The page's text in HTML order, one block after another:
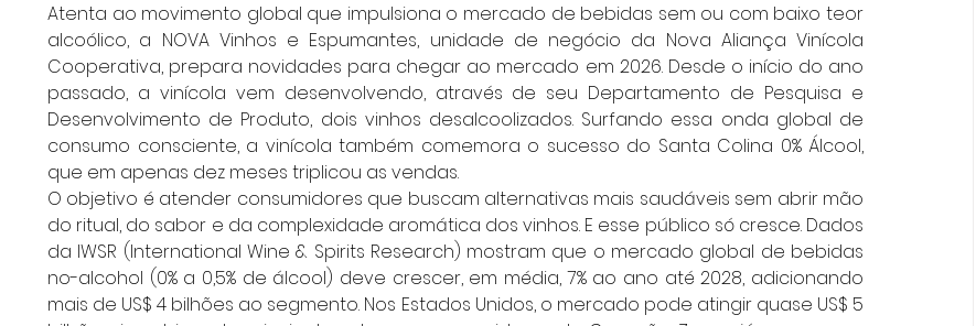
Atenta ao movimento global que impulsiona o mercado de bebidas sem ou com baixo teor
alcoólico, a NOVA Vinhos e Espumantes, unidade de negócio da Nova Aliança Vinícola
Cooperativa, prepara novidades para chegar ao mercado em 2026. Desde o início do ano
passado, a vinícola vem desenvolvendo, através de seu Departamento de Pesquisa e
Desenvolvimento de Produto, dois vinhos desalcoolizados. Surfando essa onda global de
consumo consciente, a vinícola também comemora o sucesso do Santa Colina 0% Álcool,
que em apenas dez meses triplicou as vendas.
O objetivo é atender consumidores que buscam alternativas mais saudáveis sem abrir mão
do ritual, do sabor e da complexidade aromática dos vinhos. E esse público só cresce. Dados
da IWSR (International Wine & Spirits Research) mostram que o mercado global de bebidas
no-alcohol (0% a 0,5% de álcool) deve crescer, em média, 7% ao ano até 2028, adicionando
mais de US$ 4 bilhões ao segmento. Nos Estados Unidos, o mercado pode atingir quase US$ 5